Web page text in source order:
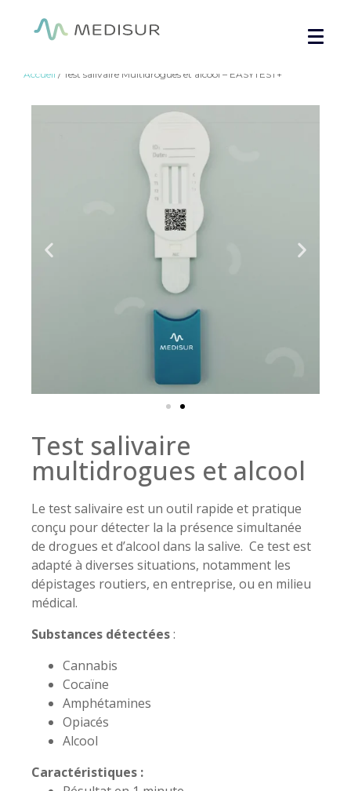
Accueil / Test salivaire Multidrogues et alcool – EASYTEST+
Test salivaire
multidrogues et alcool
Le test salivaire est un outil rapide et pratique
conçu pour détecter la la présence simultanée
de drogues et d’alcool dans la salive. Ce test est
adapté à diverses situations, notamment les
dépistages routiers, en entreprise, ou en milieu
médical.
Substances détectées:
Cannabis
Cocaïne
Amphétamines
Opiacés
Alcool
Caractéristiques :